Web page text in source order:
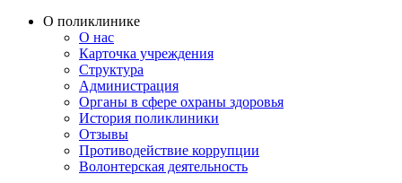
О поликлинике
О нас
Карточка учреждения
Структура
Администрация
Органы в сфере охраны здоровья
История поликлиники
Отзывы
Противодействие коррупции
Волонтерская деятельность